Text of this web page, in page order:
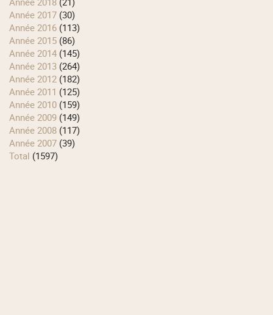
année 2017 (30)
année 2016 (113)
année 2015 (86)
année 2014 (145)
année 2013 (264)
année 2012 (182)
année 2011 (125)
année 2010 (159)
année 2009 (149)
année 2008 (117)
année 2007 (39)
total (1597)